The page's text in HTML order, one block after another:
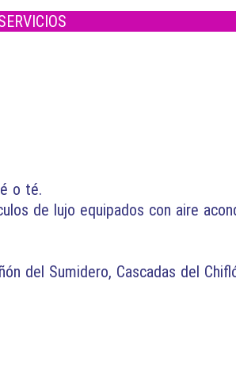
o té.
de lujo equipados con aire
del Sumidero, Cascadas del